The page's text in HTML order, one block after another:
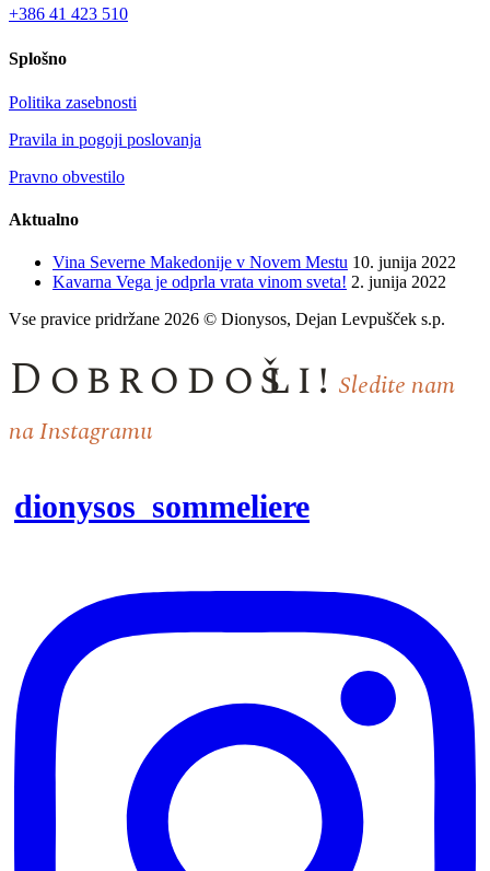
+386 41 423 510
Splošno
Politika zasebnosti
Pravila in pogoji poslovanja
Pravno obvestilo
Aktualno
Vina Severne Makedonije v Novem Mestu 10. junija 2022
Kavarna Vega je odprla vrata vinom sveta! 2. junija 2022
Vse pravice pridržane 2026 © Dionysos, Dejan Levpušček s.p.
Dobrodošli! Sledite nam
na Instagramu
dionysos_sommeliere